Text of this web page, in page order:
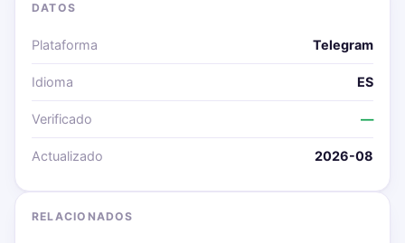
DATOS
Plataforma Telegram
Idioma ES
Verificado —
Actualizado 2026-08
RELACIONADOS